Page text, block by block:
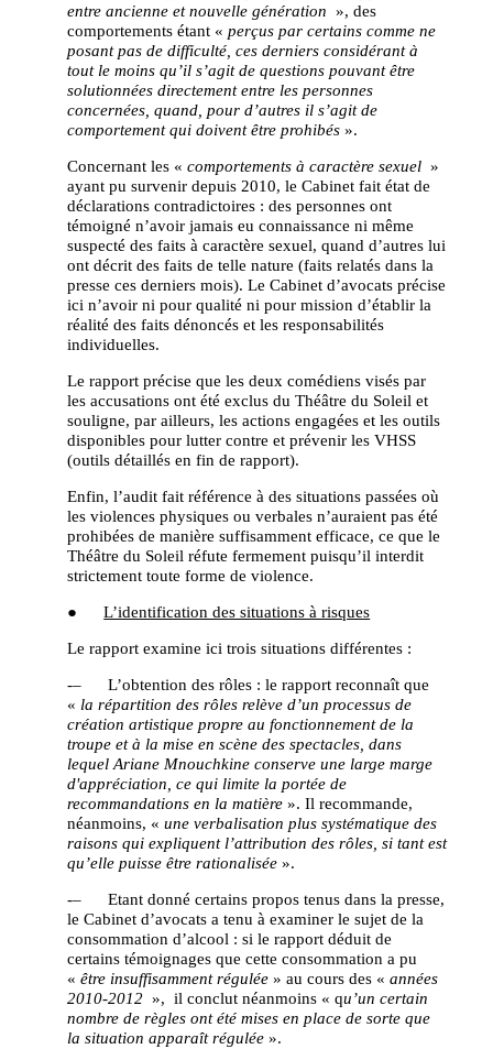
entre ancienne et nouvelle génération », des
comportements étant «perçus par certains comme ne
posant pas de difficulté, ces derniers considérant à
tout le moins qu’il s’agit de questions pouvant être
solutionnées directement entre les personnes
concernées, quand, pour d’autres il s’agit de
comportement qui doivent être prohibés ».
Concernant les «comportements à caractère sexuel »
ayant pu survenir depuis 2010, le Cabinet fait état de
déclarations contradictoires : des personnes ont
témoigné n’avoir jamais eu connaissance ni même
suspecté des faits à caractère sexuel, quand d’autres lui
ont décrit des faits de telle nature (faits relatés dans la
presse ces derniers mois). Le Cabinet d’avocats précise
ici n’avoir ni pour qualité ni pour mission d’établir la
réalité des faits dénoncés et les responsabilités
individuelles.
Le rapport précise que les deux comédiens visés par
les accusations ont été exclus du Théâtre du Soleil et
souligne, par ailleurs, les actions engagées et les outils
disponibles pour lutter contre et prévenir les VHSS
(outils détaillés en fin de rapport).
Enfin, l’audit fait référence à des situations passées où
les violences physiques ou verbales n’auraient pas été
prohibées de manière suffisamment efficace, ce que le
Théâtre du Soleil réfute fermement puisqu’il interdit
strictement toute forme de violence.
●L’identification des situations à risques
Le rapport examine ici trois situations différentes :
-– L’obtention des rôles : le rapport reconnaît que
« la répartition des rôles relève d’un processus de
création artistique propre au fonctionnement de la
troupe et à la mise en scène des spectacles, dans
lequel Ariane Mnouchkine conserve une large marge
d'appréciation, ce qui limite la portée de
recommandations en la matière ». Il recommande,
néanmoins, «une verbalisation plus systématique des
raisons qui expliquent l’attribution des rôles, si tant est
qu’elle puisse être rationalisée ».
-– Etant donné certains propos tenus dans la presse,
le Cabinet d’avocats a tenu à examiner le sujet de la
consommation d’alcool : si le rapport déduit de
certains témoignages que cette consommation a pu
«être insuffisamment régulée » au cours des «années
2010-2012 », il conclut néanmoins « qu’un certain
nombre de règles ont été mises en place de sorte que
la situation apparaît régulée ».